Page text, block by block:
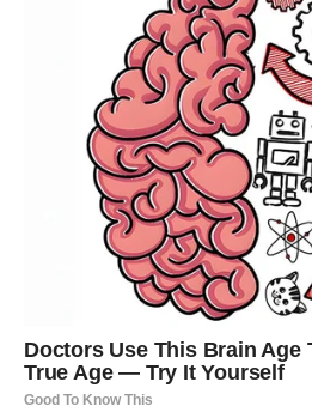
Pripremapočinjemešanjemsuvih
sodebikarbone